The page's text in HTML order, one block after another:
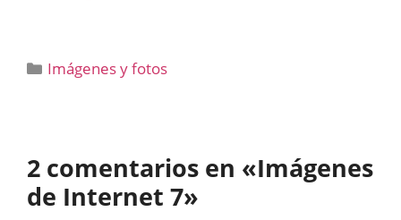
Categorías
Imágenes y fotos
2 comentarios en «Imágenes
de Internet 7»